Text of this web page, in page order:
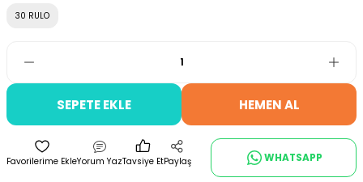
30 RULO
SEPETE EKLE HEMEN AL
Yorum YazTavsiye EtPaylaş WHATSAPP